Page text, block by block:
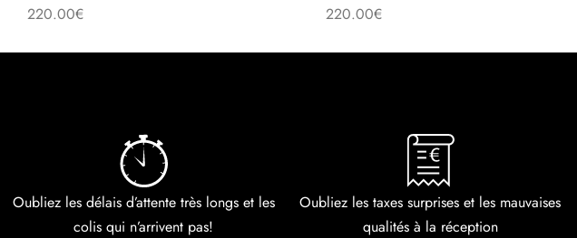
220.00€
220.00€
Oubliez les délais d’attente très longs et les
colis qui n’arrivent pas!
Oubliez les taxes surprises et les mauvaises
qualités à la réception